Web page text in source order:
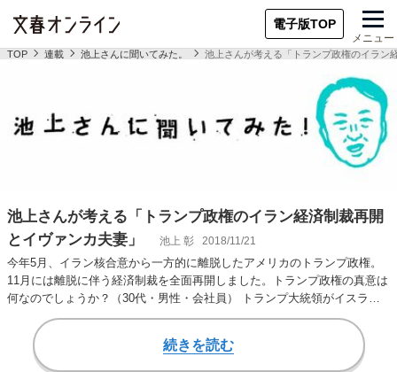
電子版TOP
メニュー
TOP 連載 池上さんに聞いてみた。 池上さんが考える「トランプ政権のイラン
池上さんが考える「トランプ政権のイラン経済制裁再開
とイヴァンカ夫妻」
池上 彰 2018/11/21
今年5月、イラン核合意から一方的に離脱したアメリカのトランプ政権。
11月には離脱に伴う経済制裁を全面再開しました。トランプ政権の真意は
何なのでしょうか？（30代・男性・会社員） トランプ大統領がイスラエ
ル寄りの政治…
続きを読む